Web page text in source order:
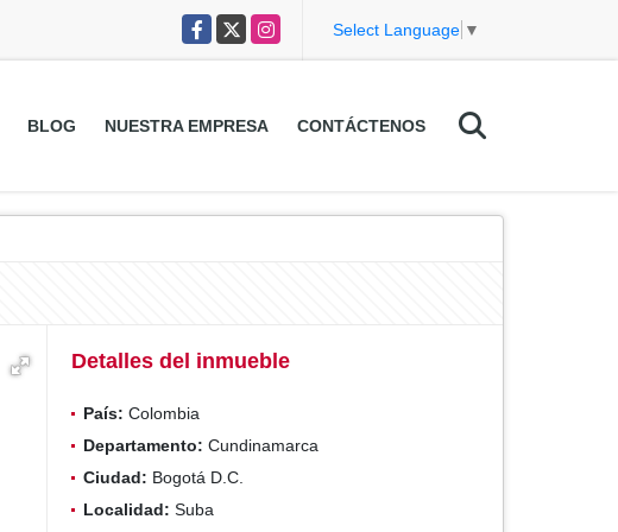
Facebook
X Instagram Select Language ▼
BLOG NUESTRA EMPRESA CONTÁCTENOS
Detalles del inmueble
País: Colombia
Departamento: Cundinamarca
Ciudad: Bogotá D.C.
Localidad: Suba